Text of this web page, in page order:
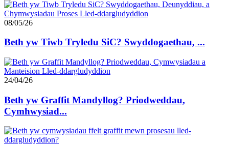
08/05/26
Beth yw Tiwb Tryledu SiC? Swyddogaethau, ...
24/04/26
Beth yw Graffit Mandyllog? Priodweddau,
Cymhwysiad...